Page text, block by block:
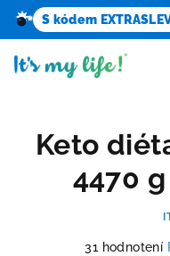
S kódem
Keto
4470
31 hodnotení